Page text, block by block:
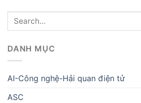
DANH MỤC
AI-Công nghệ-Hải quan điện tử
ASC